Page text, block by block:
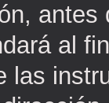
al
las